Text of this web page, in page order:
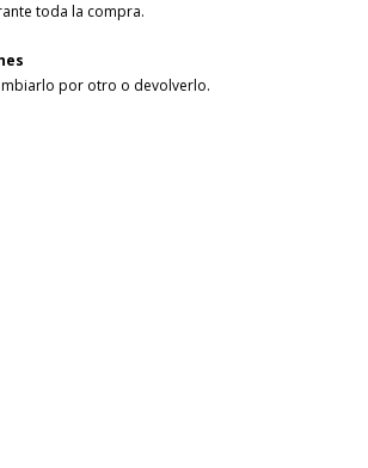
toda la compra.
por otro o devolverlo.